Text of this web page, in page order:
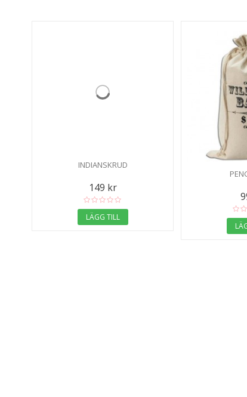
INDIANSKRUD
149 kr
LÄGG TILL